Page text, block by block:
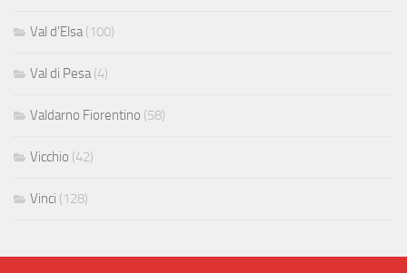
Val d'Elsa(100)
Val di Pesa(4)
Valdarno Fiorentino (58)
Vicchio (42)
Vinci (128)